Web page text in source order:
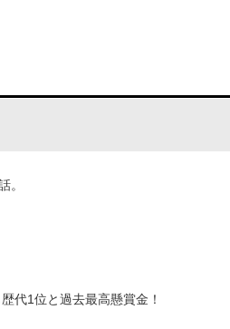
。
代1位と過去最高懸賞金！